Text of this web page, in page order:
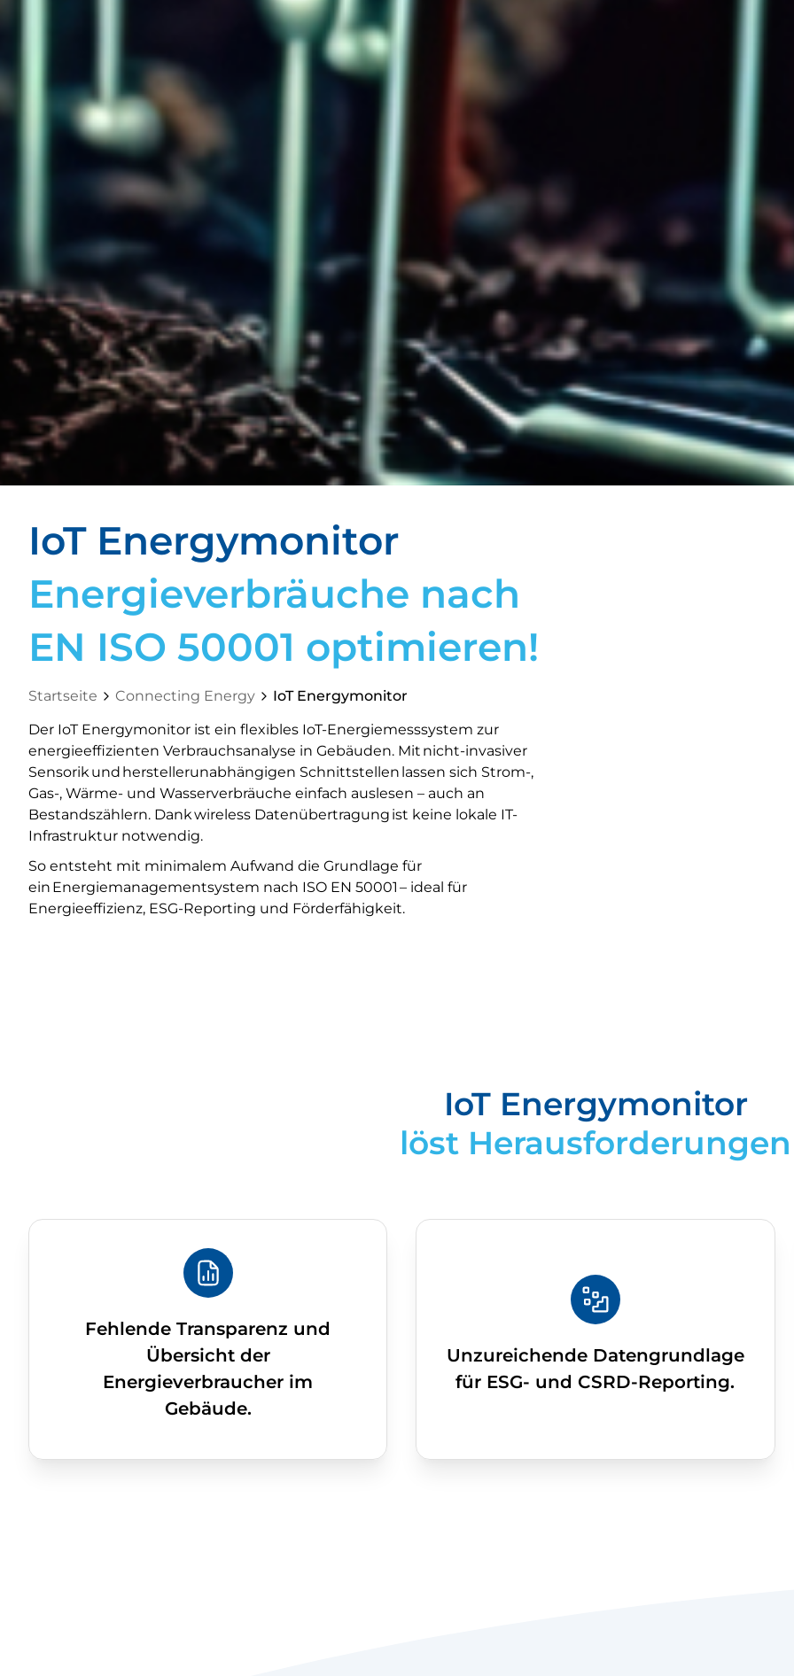
IoT Energymonitor
Energieverbräuche nach
EN ISO 50001 optimieren!
Startseite Connecting Energy
IoT Energymonitor
Der IoT Energymonitor ist ein flexibles IoT-Energiemesssystem zur
energieeffizienten Verbrauchsanalyse in Gebäuden. Mit nicht-invasiver
Sensorik und herstellerunabhängigen Schnittstellen lassen sich Strom-,
Gas-, Wärme- und Wasserverbräuche einfach auslesen – auch an
Bestandszählern. Dank wireless Datenübertragung ist keine lokale IT-
Infrastruktur notwendig.
So entsteht mit minimalem Aufwand die Grundlage für
ein Energiemanagementsystem nach ISO EN 50001 – ideal für
Energieeffizienz, ESG-Reporting und Förderfähigkeit.
IoT Energymonitor
löst Herausforderungen
Fehlende Transparenz und
Übersicht der
Energieverbraucher im
Gebäude.
Unzureichende Datengrundlage
für ESG- und CSRD-Reporting.